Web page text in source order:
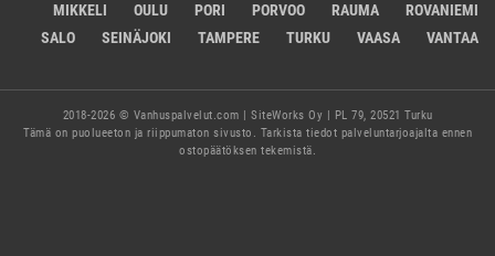
MIKKELI
OULU PORI PORVOO RAUMA
ROVANIEMI
SALO
SEINÄJOKI TAMPERE TURKU VAASA VANTAA
2018-2026 © Vanhuspalvelut.com | SiteWorks Oy | PL 79, 20521 Turku
Tämä on puolueeton ja riippumaton sivusto. Tarkista tiedot palveluntarjoajalta ennen
ostopäätöksen tekemistä.